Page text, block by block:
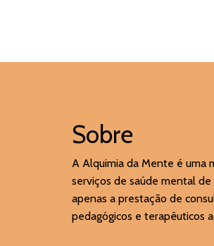
Sobre
A Alquimia da Mente é uma
serviços de saúde mental
apenas a prestação de
pedagógicos e terapêuticos